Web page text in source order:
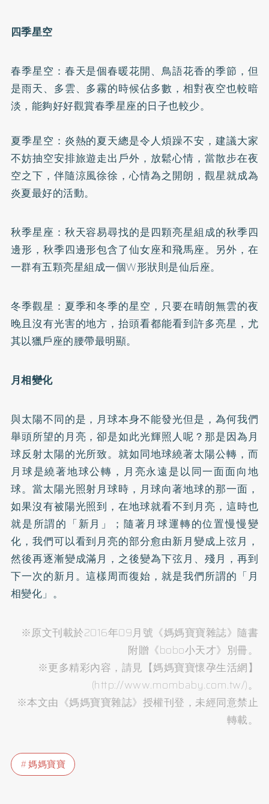
四季星空
春季星空：春天是個春暖花開、鳥語花香的季節，但
是雨天、多雲、多霧的時候佔多數，相對夜空也較暗
淡，能夠好好觀賞春季星座的日子也較少。
夏季星空：炎熱的夏天總是令人煩躁不安，建議大家
不妨抽空安排旅遊走出戶外，放鬆心情，當散步在夜
空之下，伴隨涼風徐徐，心情為之開朗，觀星就成為
炎夏最好的活動。
秋季星座：秋天容易尋找的是四顆亮星組成的秋季四
邊形，秋季四邊形包含了仙女座和飛馬座。另外，在
一群有五顆亮星組成一個W形狀則是仙后座。
冬季觀星：夏季和冬季的星空，只要在晴朗無雲的夜
晚且沒有光害的地方，抬頭看都能看到許多亮星，尤
其以獵戶座的腰帶最明顯。
月相變化
與太陽不同的是，月球本身不能發光但是，為何我們
舉頭所望的月亮，卻是如此光輝照人呢？那是因為月
球反射太陽的光所致。就如同地球繞著太陽公轉，而
月球是繞著地球公轉，月亮永遠是以同一面面向地
球。當太陽光照射月球時，月球向著地球的那一面，
如果沒有被陽光照到，在地球就看不到月亮，這時也
就是所謂的「新月」；隨著月球運轉的位置慢慢變
化，我們可以看到月亮的部分愈由新月變成上弦月，
然後再逐漸變成滿月，之後變為下弦月、殘月，再到
下一次的新月。這樣周而復始，就是我們所謂的「月
相變化」。
※原文刊載於2016年09月號《媽媽寶寶雜誌》隨書
附贈《bobo小天才》別冊。
※更多精彩內容，請見【媽媽寶寶懷孕生活網】
(http://www.mombaby.com.tw/)。
※本文由《媽媽寶寶雜誌》授權刊登，未經同意禁止
轉載。
媽媽寶寶